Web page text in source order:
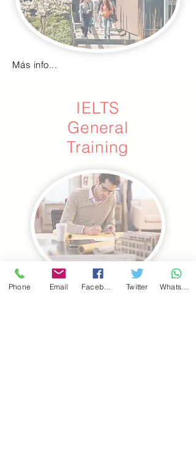
Más info...
IELTS
General
Training
Más info...
Phone Email Twitter